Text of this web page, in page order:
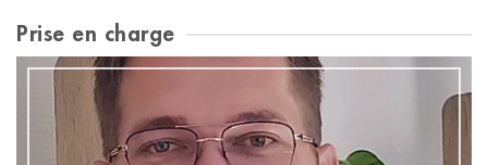
Prise en charge